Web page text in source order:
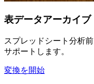
表データアーカイブ
スプレッドシート分析
サポートします。
変換を開始